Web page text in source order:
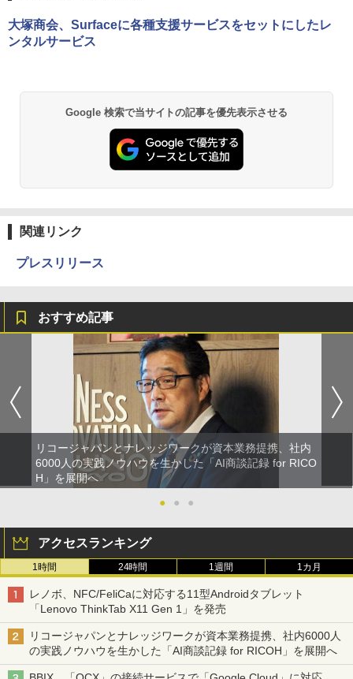
大塚商会、Surfaceに各種支援サービスをセットにしたレ
ンタルサービス
Google 検索で当サイトの記事を優先表示させる
関連リンク
プレスリリース
おすすめ記事
リコージャパンとナレッジワークが資本業務提携、社内
6000人の実践ノウハウを生かした「AI商談記録 for RICO
H」を展開へ
●
● ●
アクセスランキング
1時間 24時間 1週間 1カ月
レノボ、NFC/FeliCaに対応する11型Androidタブレット
「Lenovo ThinkTab X11 Gen 1」を発売
リコージャパンとナレッジワークが資本業務提携、社内6000人
の実践ノウハウを生かした「AI商談記録 for RICOH」を展開へ